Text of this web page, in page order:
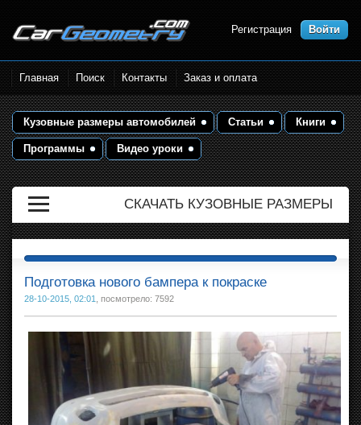
Размеры кузова автомобилей.
Контрольные точки и кузовные
размеры. Геометрия кузова
Регистрация Войти
Главная Поиск Контакты Заказ и оплата
Кузовные размеры автомобилей Статьи Книги
Программы Видео уроки
СКАЧАТЬ КУЗОВНЫЕ РАЗМЕРЫ
Подготовка нового бампера к покраске
28-10-2015, 02:01 , посмотрело: 7592